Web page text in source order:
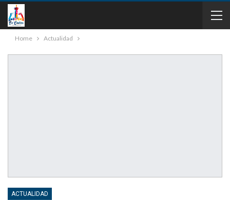
Home Actualidad
ACTUALIDAD